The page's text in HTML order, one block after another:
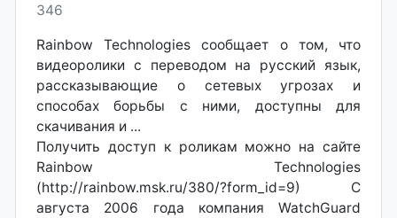
346
Rainbow Technologies сообщает о том, что
видеоролики с переводом на русский язык,
рассказывающие о сетевых угрозах и
способах борьбы с ними, доступны для
скачивания и ...
Получить доступ к роликам можно на сайте
Rainbow Technologies
(http://rainbow.msk.ru/380/?form_id=9) С
августа 2006 года компания WatchGuard